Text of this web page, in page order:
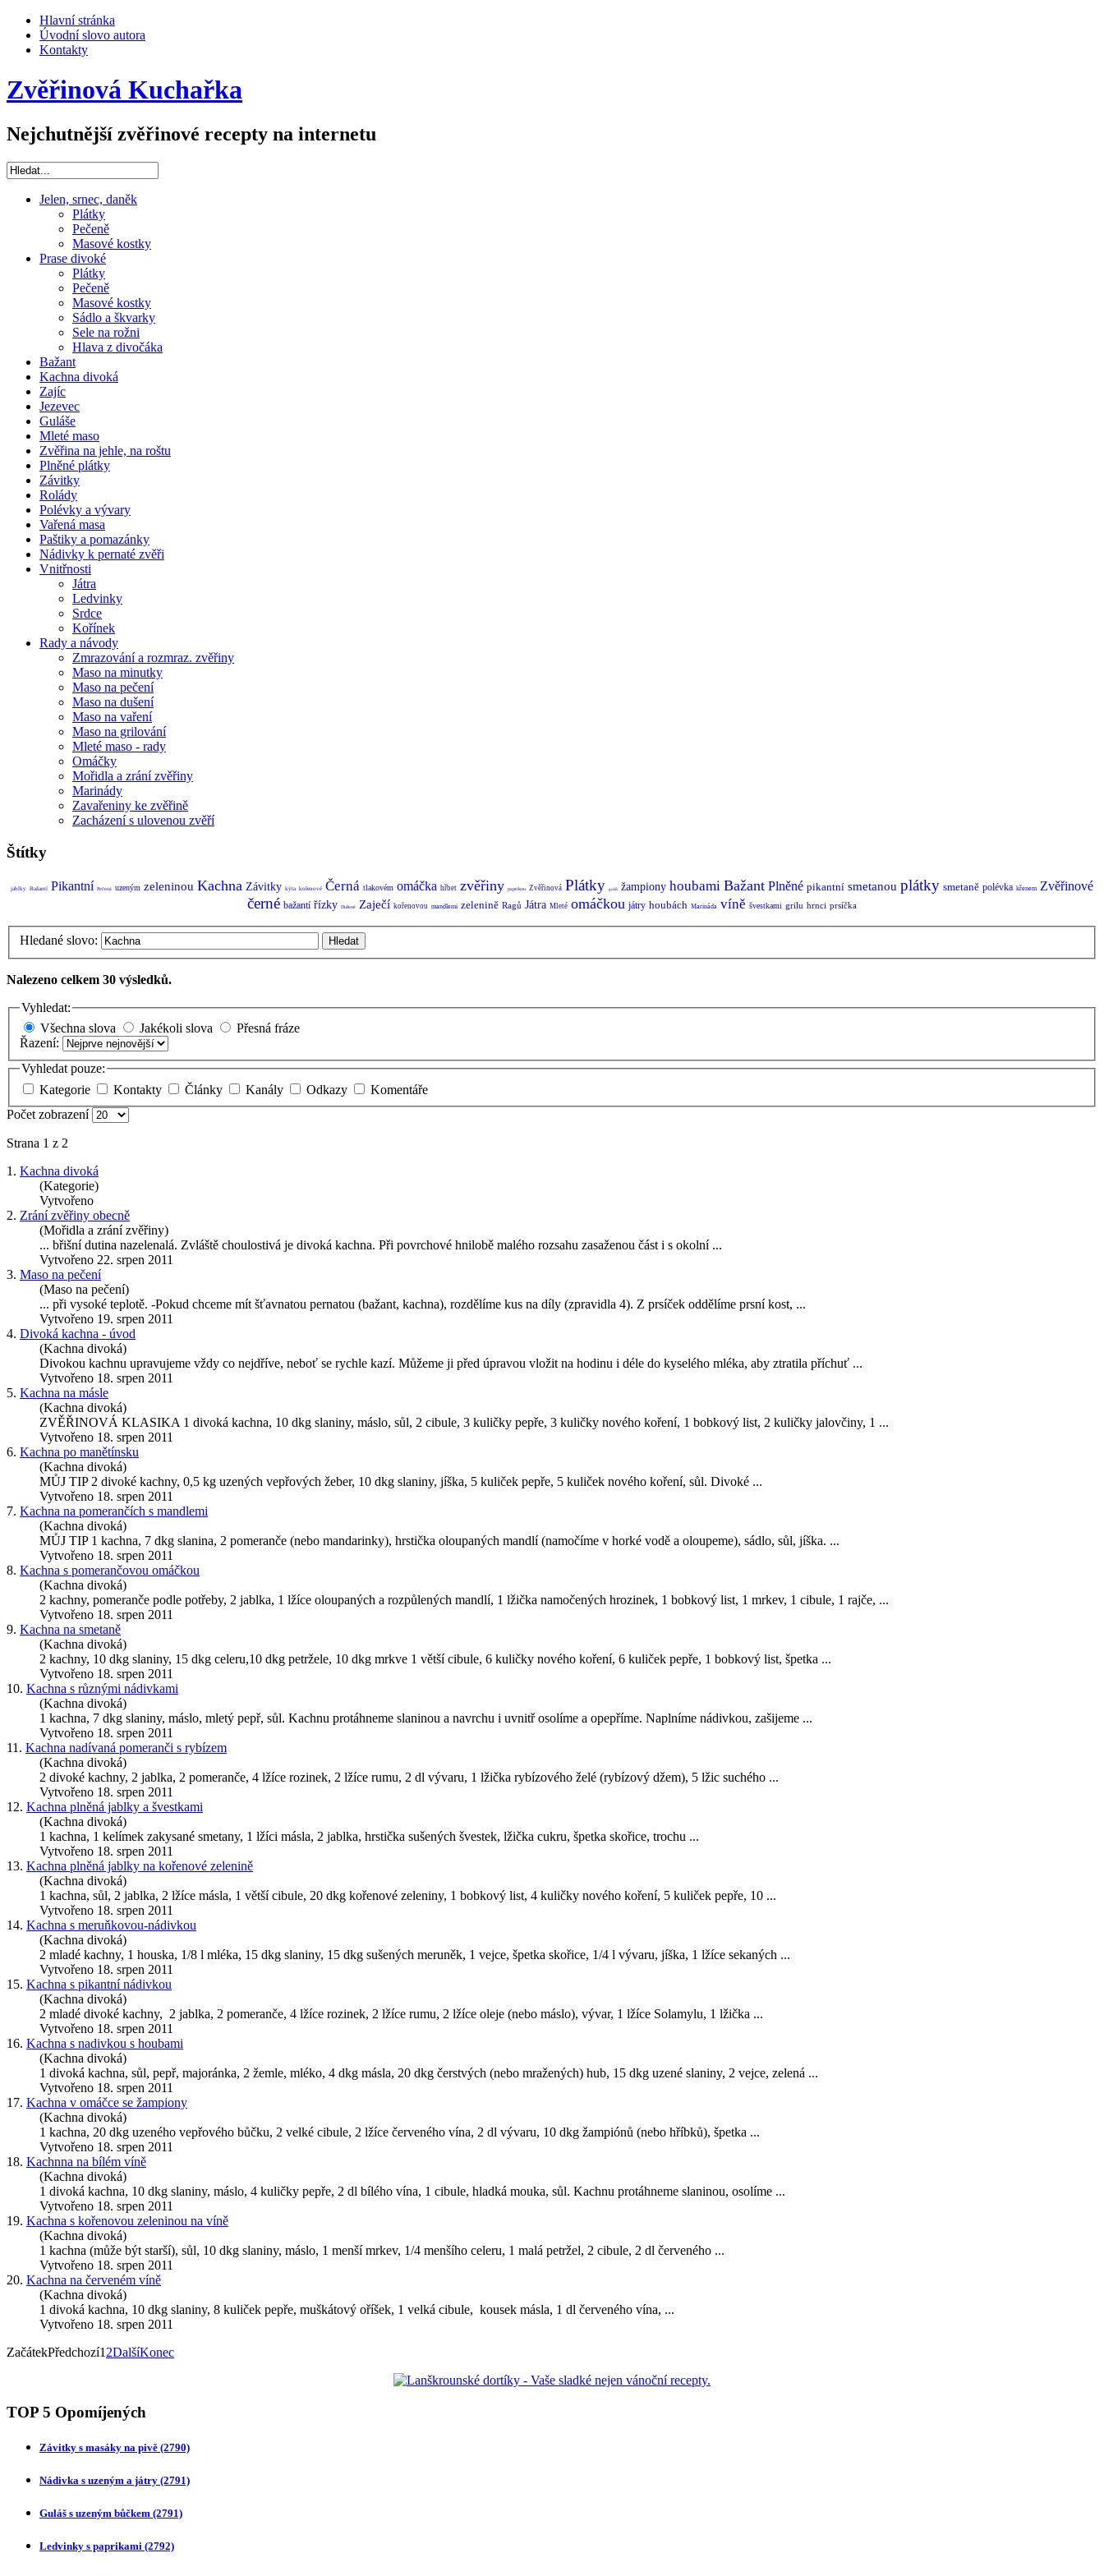
Hlavní stránka
Úvodní slovo autora
Kontakty
Zvěřinová Kuchařka
Nejchutnější zvěřinové recepty na internetu
Jelen, srnec, daněk
Plátky
Pečeně
Masové kostky
Prase divoké
Plátky
Pečeně
Masové kostky
Sádlo a škvarky
Sele na rožni
Hlava z divočáka
Bažant
Kachna divoká
Zajíc
Jezevec
Guláše
Mleté maso
Zvěřina na jehle, na roštu
Plněné plátky
Závitky
Rolády
Polévky a vývary
Vařená masa
Paštiky a pomazánky
Nádivky k pernaté zvěři
Vnitřnosti
Játra
Ledvinky
Srdce
Kořínek
Rady a návody
Zmrazování a rozmraz. zvěřiny
Maso na minutky
Maso na pečení
Maso na dušení
Maso na vaření
Maso na grilování
Mleté maso - rady
Omáčky
Mořidla a zrání zvěřiny
Marinády
Zavařeniny ke zvěřině
Zacházení s ulovenou zvěří
Štítky
jablky Bažantí Pikantní Pečená uzeným zeleninou Kachna Závitky kýta kořenové Černá tlakovém omáčka hřbet zvěřiny paprikou Zvěřinová Plátky guláš žampiony houbami Bažant Plněné pikantní smetanou plátky smetaně polévka křenem Zvěřinové
černé bažantí řízky Dušené Zaječí kořenovou mandlemi zelenině Ragů Játra Mleté omáčkou játry houbách Marináda víně švestkami grilu hrnci prsíčka
Hledané slovo: Hledat
Nalezeno celkem 30 výsledků.
Vyhledat:
Všechna slova
Jakékoli slova
Přesná fráze
Řazení:
Vyhledat pouze:
Kategorie
Kontakty Články Kanály Odkazy
Komentáře
Počet zobrazení
Strana 1 z 2
1. Kachna divoká
(Kategorie)
Vytvořeno
2. Zrání zvěřiny obecně
(Mořidla a zrání zvěřiny)
... břišní dutina nazelenalá. Zvláště choulostivá je divoká kachna. Při povrchové hnilobě malého rozsahu zasaženou část i s okolní ...
Vytvořeno 22. srpen 2011
3. Maso na pečení
(Maso na pečení)
... při vysoké teplotě. -Pokud chceme mít šťavnatou pernatou (bažant, kachna), rozdělíme kus na díly (zpravidla 4). Z prsíček oddělíme prsní kost, ...
Vytvořeno 19. srpen 2011
4. Divoká kachna - úvod
(Kachna divoká)
Divokou kachnu upravujeme vždy co nejdříve, neboť se rychle kazí. Můžeme ji před úpravou vložit na hodinu i déle do kyselého mléka, aby ztratila příchuť ...
Vytvořeno 18. srpen 2011
5. Kachna na másle
(Kachna divoká)
ZVĚŘINOVÁ KLASIKA 1 divoká kachna, 10 dkg slaniny, máslo, sůl, 2 cibule, 3 kuličky pepře, 3 kuličky nového koření, 1 bobkový list, 2 kuličky jalovčiny, 1 ...
Vytvořeno 18. srpen 2011
6. Kachna po manětínsku
(Kachna divoká)
MŮJ TIP 2 divoké kachny, 0,5 kg uzených vepřových žeber, 10 dkg slaniny, jíška, 5 kuliček pepře, 5 kuliček nového koření, sůl. Divoké ...
Vytvořeno 18. srpen 2011
7. Kachna na pomerančích s mandlemi
(Kachna divoká)
MŮJ TIP 1 kachna, 7 dkg slanina, 2 pomeranče (nebo mandarinky), hrstička oloupaných mandlí (namočíme v horké vodě a oloupeme), sádlo, sůl, jíška. ...
Vytvořeno 18. srpen 2011
8. Kachna s pomerančovou omáčkou
(Kachna divoká)
2 kachny, pomeranče podle potřeby, 2 jablka, 1 lžíce oloupaných a rozpůlených mandlí, 1 lžička namočených hrozinek, 1 bobkový list, 1 mrkev, 1 cibule, 1 rajče, ...
Vytvořeno 18. srpen 2011
9. Kachna na smetaně
(Kachna divoká)
2 kachny, 10 dkg slaniny, 15 dkg celeru,10 dkg petržele, 10 dkg mrkve 1 větší cibule, 6 kuličky nového koření, 6 kuliček pepře, 1 bobkový list, špetka ...
Vytvořeno 18. srpen 2011
10. Kachna s různými nádivkami
(Kachna divoká)
1 kachna, 7 dkg slaniny, máslo, mletý pepř, sůl. Kachnu protáhneme slaninou a navrchu i uvnitř osolíme a opepříme. Naplníme nádivkou, zašijeme ...
Vytvořeno 18. srpen 2011
11. Kachna nadívaná pomeranči s rybízem
(Kachna divoká)
2 divoké kachny, 2 jablka, 2 pomeranče, 4 lžíce rozinek, 2 lžíce rumu, 2 dl vývaru, 1 lžička rybízového želé (rybízový džem), 5 lžic suchého ...
Vytvořeno 18. srpen 2011
12. Kachna plněná jablky a švestkami
(Kachna divoká)
1 kachna, 1 kelímek zakysané smetany, 1 lžíci másla, 2 jablka, hrstička sušených švestek, lžička cukru, špetka skořice, trochu ...
Vytvořeno 18. srpen 2011
13. Kachna plněná jablky na kořenové zelenině
(Kachna divoká)
1 kachna, sůl, 2 jablka, 2 lžíce másla, 1 větší cibule, 20 dkg kořenové zeleniny, 1 bobkový list, 4 kuličky nového koření, 5 kuliček pepře, 10 ...
Vytvořeno 18. srpen 2011
14. Kachna s meruňkovou-nádivkou
(Kachna divoká)
2 mladé kachny, 1 houska, 1/8 l mléka, 15 dkg slaniny, 15 dkg sušených meruněk, 1 vejce, špetka skořice, 1/4 l vývaru, jíška, 1 lžíce sekaných ...
Vytvořeno 18. srpen 2011
15. Kachna s pikantní nádivkou
(Kachna divoká)
2 mladé divoké kachny, 2 jablka, 2 pomeranče, 4 lžíce rozinek, 2 lžíce rumu, 2 lžíce oleje (nebo máslo), vývar, 1 lžíce Solamylu, 1 lžička ...
Vytvořeno 18. srpen 2011
16. Kachna s nadivkou s houbami
(Kachna divoká)
1 divoká kachna, sůl, pepř, majoránka, 2 žemle, mléko, 4 dkg másla, 20 dkg čerstvých (nebo mražených) hub, 15 dkg uzené slaniny, 2 vejce, zelená ...
Vytvořeno 18. srpen 2011
17. Kachna v omáčce se žampiony
(Kachna divoká)
1 kachna, 20 dkg uzeného vepřového bůčku, 2 velké cibule, 2 lžíce červeného vína, 2 dl vývaru, 10 dkg žampiónů (nebo hříbků), špetka ...
Vytvořeno 18. srpen 2011
18. Kachnna na bílém víně
(Kachna divoká)
1 divoká kachna, 10 dkg slaniny, máslo, 4 kuličky pepře, 2 dl bílého vína, 1 cibule, hladká mouka, sůl. Kachnu protáhneme slaninou, osolíme ...
Vytvořeno 18. srpen 2011
19. Kachna s kořenovou zeleninou na víně
(Kachna divoká)
1 kachna (může být starší), sůl, 10 dkg slaniny, máslo, 1 menší mrkev, 1/4 menšího celeru, 1 malá petržel, 2 cibule, 2 dl červeného ...
Vytvořeno 18. srpen 2011
20. Kachna na červeném víně
(Kachna divoká)
1 divoká kachna, 10 dkg slaniny, 8 kuliček pepře, muškátový oříšek, 1 velká cibule, kousek másla, 1 dl červeného vína, ...
Vytvořeno 18. srpen 2011
ZačátekPředchozí1 2DalšíKonec
TOP 5 Opomíjených
Závitky s masáky na pivě (2790)
Nádivka s uzeným a játry (2791)
Guláš s uzeným bůčkem (2791)
Ledvinky s paprikami (2792)